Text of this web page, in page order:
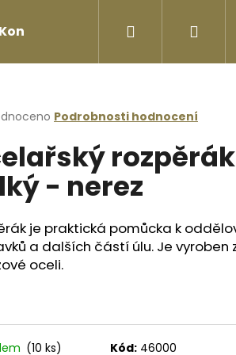
Kontakty
Podrobnosti hodnocení
rozpěrák
- nerez
je praktická pomůcka k
a dalších částí úlu. Je vyroben
oceli.
(10 ks) Kód: 46000